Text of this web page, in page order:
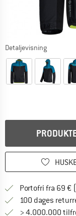
Detaljevisning
Portofri fra 69 €
100 dages
> 4.000.000